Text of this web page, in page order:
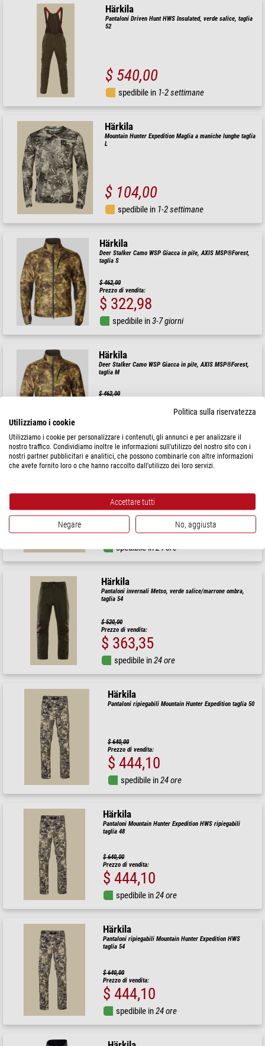
Härkila
Pantaloni Driven Hunt HWS Insulated, verde salice, taglia
52
$ 540,00
spedibile in 1-2 settimane
Härkila
Mountain Hunter Expedition Maglia a maniche lunghe taglia
L
$ 104,00
spedibile in 1-2 settimane
Härkila
Deer Stalker Camo WSP Giacca in pile, AXIS MSP®Forest,
taglia S
$ 462,00
Prezzo di vendita:
$ 322,98
spedibile in3-7 giorni
Härkila
Deer Stalker Camo WSP Giacca in pile, AXIS MSP®Forest,
taglia M
$ 462,00
spedibile in3-7 giorni
Härkila
$ 640,00
Prezzo di vendita:
$ 444,10
spedibile in24 ore
Härkila
Pantaloni invernali Metso, verde salice/marrone ombra,
taglia 54
$ 520,00
Prezzo di vendita:
$ 363,35
spedibile in24 ore
Härkila
Pantaloni ripiegabili Mountain Hunter Expedition taglia 50
$ 640,00
Prezzo di vendita:
$ 444,10
spedibile in24 ore
Härkila
Pantaloni Mountain Hunter Expedition HWS ripiegabili
taglia 48
$ 640,00
Prezzo di vendita:
$ 444,10
spedibile in24 ore
Härkila
Pantaloni ripiegabili Mountain Hunter Expedition HWS
taglia 54
$ 640,00
Prezzo di vendita:
$ 444,10
spedibile in24 ore
Politica sulla riservatezza
Utilizziamo i cookie
Utilizziamo i cookie per personalizzare i contenuti, gli annunci e per analizzare il
nostro traffico. Condividiamo inoltre le informazioni sull'utilizzo del nostro sito con i
nostri partner pubblicitari e analitici, che possono combinarle con altre informazioni
che avete fornito loro o che hanno raccolto dall'utilizzo dei loro servizi.
Accettare tutti
Negare No, aggiusta